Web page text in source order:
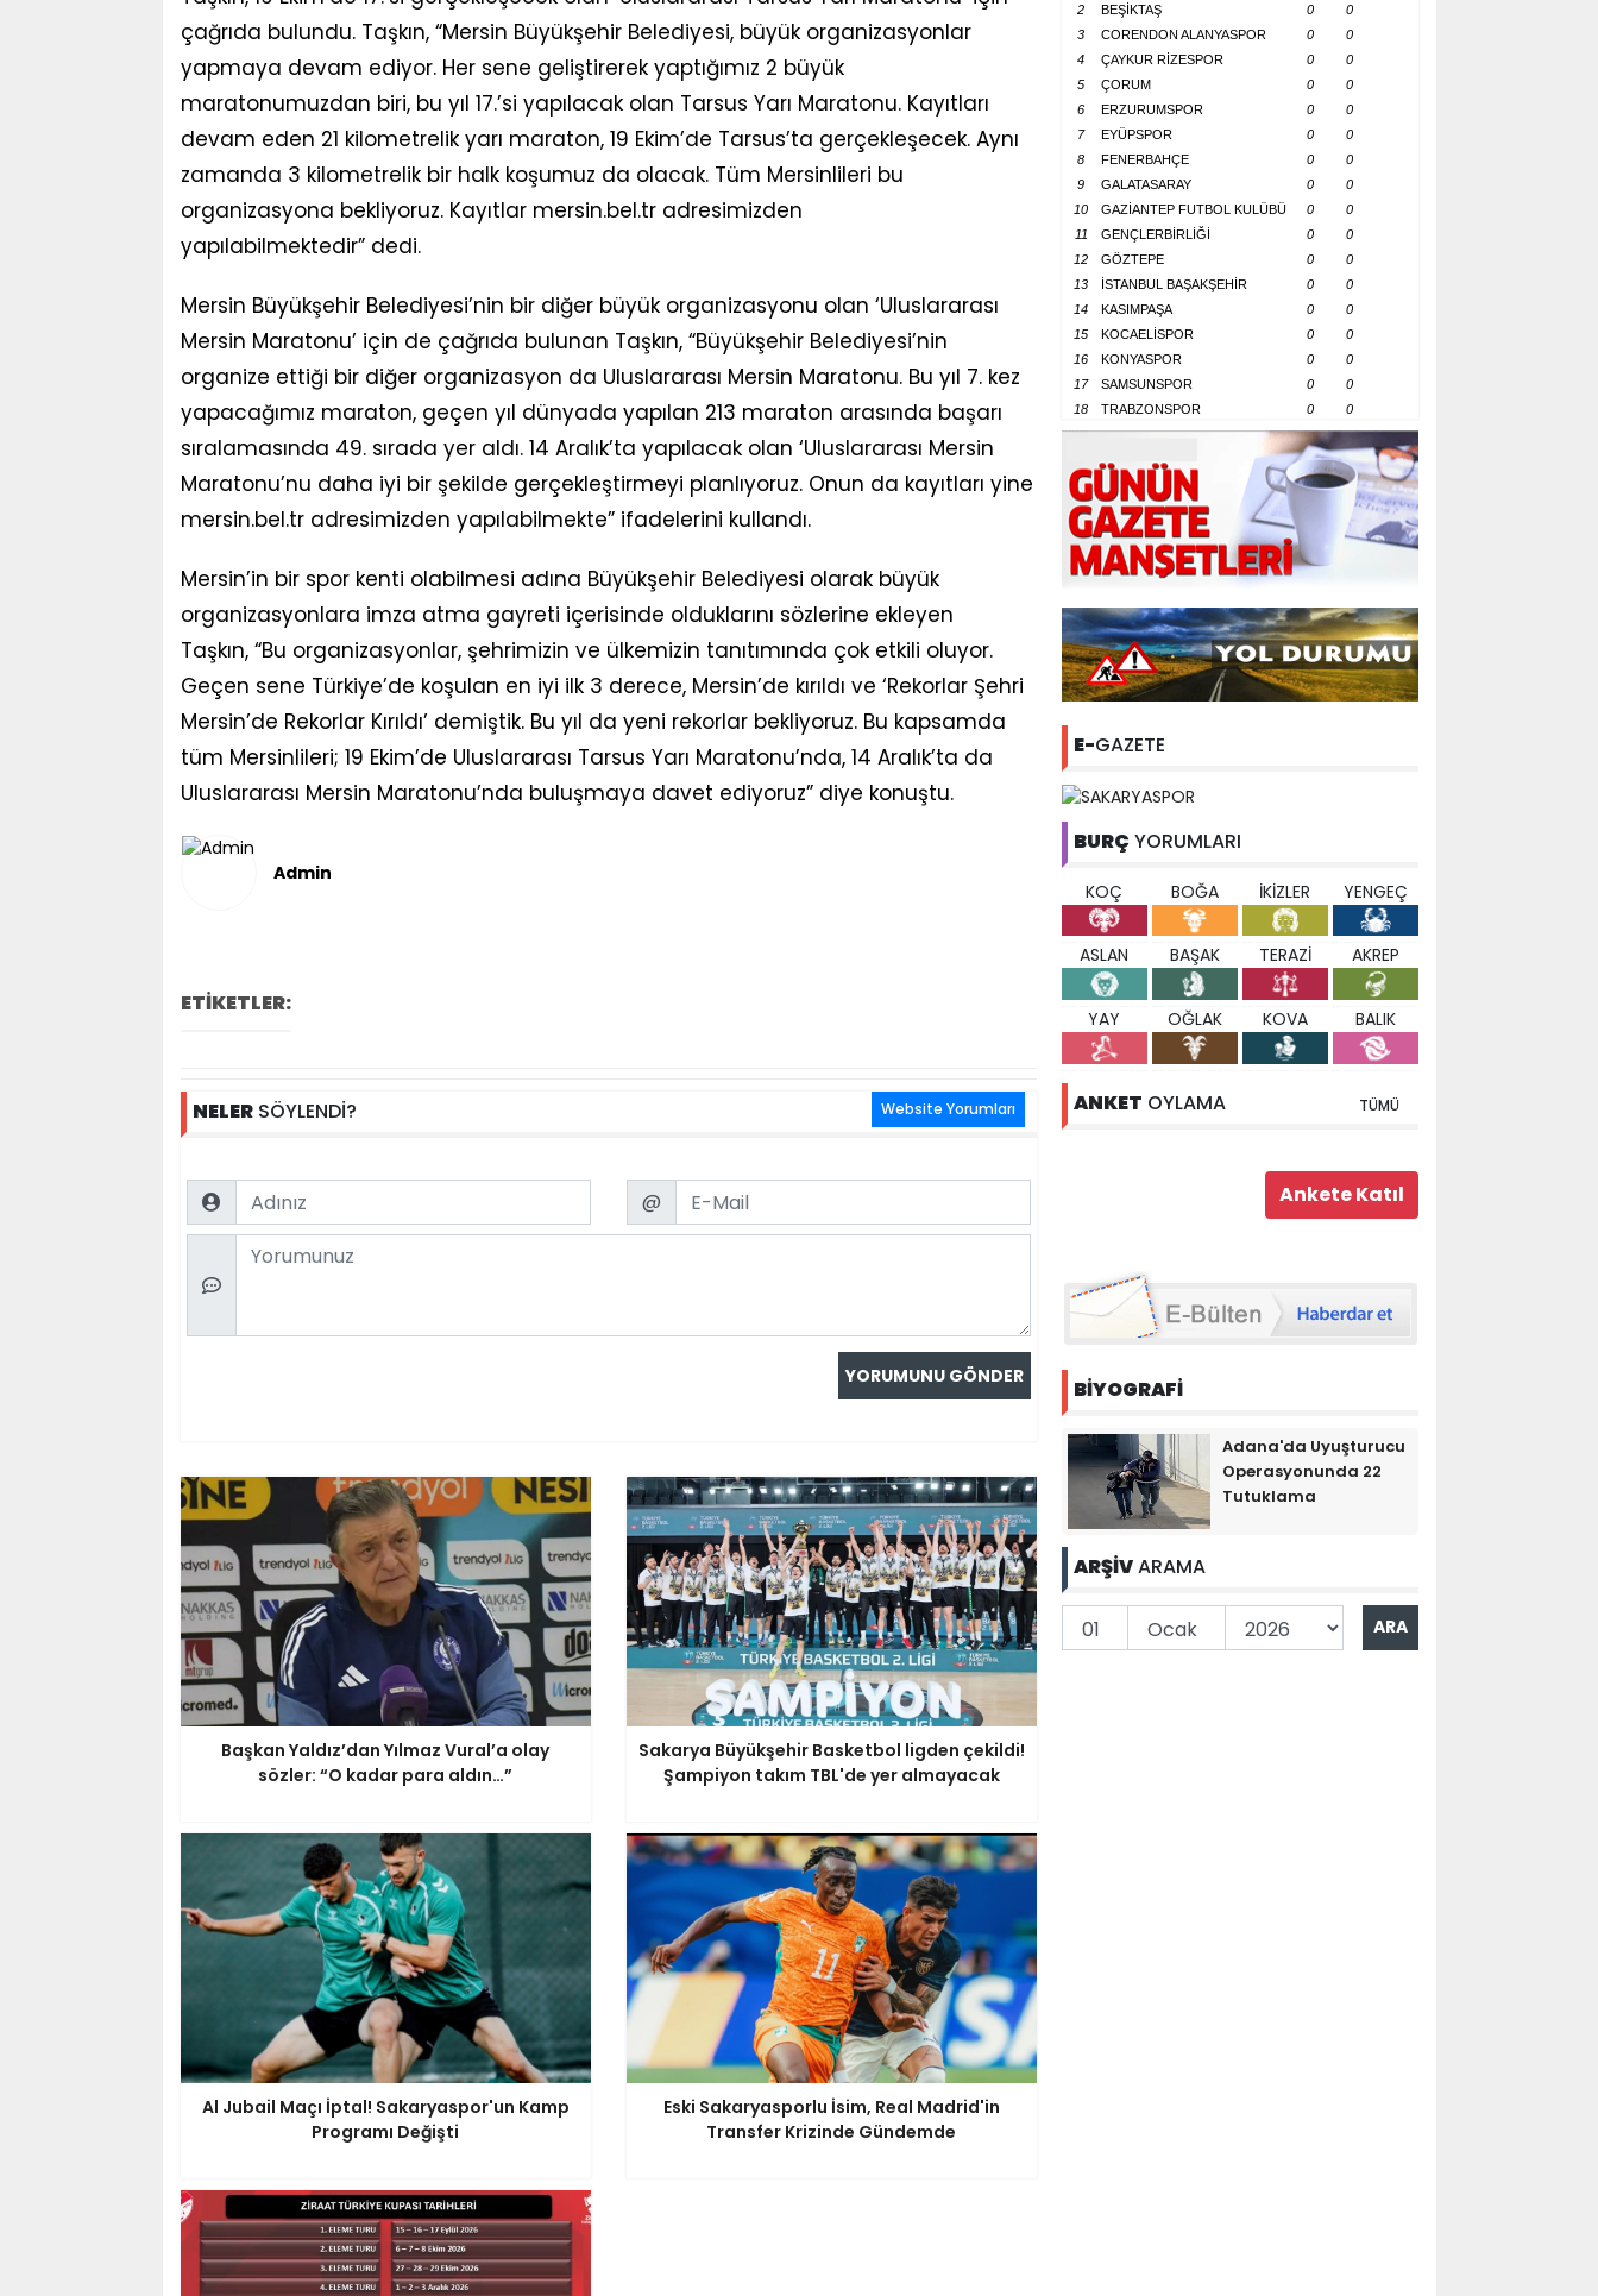
çağrıda bulundu. Taşkın, “Mersin Büyükşehir Belediyesi, büyük organizasyonlar
yapmaya devam ediyor. Her sene geliştirerek yaptığımız 2 büyük
maratonumuzdan biri, bu yıl 17.’si yapılacak olan Tarsus Yarı Maratonu. Kayıtları
devam eden 21 kilometrelik yarı maraton, 19 Ekim’de Tarsus’ta gerçekleşecek. Aynı
zamanda 3 kilometrelik bir halk koşumuz da olacak. Tüm Mersinlileri bu
organizasyona bekliyoruz. Kayıtlar mersin.bel.tr adresimizden
yapılabilmektedir” dedi.
Mersin Büyükşehir Belediyesi’nin bir diğer büyük organizasyonu olan ‘Uluslararası
Mersin Maratonu’ için de çağrıda bulunan Taşkın, “Büyükşehir Belediyesi’nin
organize ettiği bir diğer organizasyon da Uluslararası Mersin Maratonu. Bu yıl 7. kez
yapacağımız maraton, geçen yıl dünyada yapılan 213 maraton arasında başarı
sıralamasında 49. sırada yer aldı. 14 Aralık’ta yapılacak olan ‘Uluslararası Mersin
Maratonu’nu daha iyi bir şekilde gerçekleştirmeyi planlıyoruz. Onun da kayıtları yine
mersin.bel.tr adresimizden yapılabilmekte” ifadelerini kullandı.
Mersin’in bir spor kenti olabilmesi adına Büyükşehir Belediyesi olarak büyük
organizasyonlara imza atma gayreti içerisinde olduklarını sözlerine ekleyen
Taşkın, “Bu organizasyonlar, şehrimizin ve ülkemizin tanıtımında çok etkili oluyor.
Geçen sene Türkiye’de koşulan en iyi ilk 3 derece, Mersin’de kırıldı ve ‘Rekorlar Şehri
Mersin’de Rekorlar Kırıldı’ demiştik. Bu yıl da yeni rekorlar bekliyoruz. Bu kapsamda
tüm Mersinlileri; 19 Ekim’de Uluslararası Tarsus Yarı Maratonu’nda, 14 Aralık’ta da
Uluslararası Mersin Maratonu’nda buluşmaya davet ediyoruz” diye konuştu.
Admin
ETİKETLER:
NELERSÖYLENDİ? Website Yorumları
Name Email
@
Comment
Başkan Yaldız’dan Yılmaz Vural’a olay
sözler: “O kadar para aldın…”
Sakarya Büyükşehir Basketbol ligden çekildi!
Şampiyon takım TBL'de yer almayacak
Al Jubail Maçı İptal! Sakaryaspor'un Kamp
Programı Değişti
Eski Sakaryasporlu İsim, Real Madrid'in
Transfer Krizinde Gündemde
2
BEŞİKTAŞ 0
0
3
CORENDON ALANYASPOR 0
0
4
ÇAYKUR RİZESPOR 0
0
5
ÇORUM 0
0
6
ERZURUMSPOR 0
0
7
EYÜPSPOR 0
0
8
FENERBAHÇE 0
0
9
GALATASARAY 0
0
10
GAZİANTEP FUTBOL KULÜBÜ 0
0
11
GENÇLERBİRLİĞİ 0
0
12
GÖZTEPE 0
0
13
İSTANBUL BAŞAKŞEHİR 0
0
14
KASIMPAŞA 0
0
15
KOCAELİSPOR 0
0
16
KONYASPOR 0
0
17
SAMSUNSPOR 0
0
18
TRABZONSPOR 0 0
E-GAZETE
BURÇ YORUMLARI
KOÇ BOĞA İKİZLER YENGEÇ
ASLAN BAŞAK TERAZİ AKREP
YAY OĞLAK KOVA BALIK
ANKET OYLAMA TÜMÜ
BİYOGRAFİ
Adana'da Uyuşturucu
Operasyonunda 22
Tutuklama
ARŞİVARAMA